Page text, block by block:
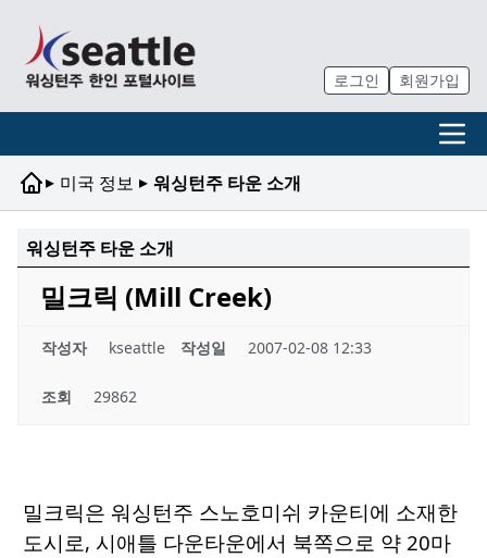
로그인 회원가입
▸ 미국 정보 ▸ 워싱턴주 타운 소개
워싱턴주 타운 소개
밀크릭 (Mill Creek)
작성자 kseattle 작성일 2007-02-08 12:33
조회 29862
밀크릭은 워싱턴주 스노호미쉬 카운티에 소재한
도시로, 시애틀 다운타운에서 북쪽으로 약 20마